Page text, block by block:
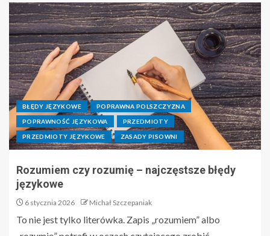
BŁĘDY JĘZYKOWE POPRAWNA POLSZCZYZNA
POPRAWNOŚĆ JĘZYKOWA PRZEDMIOTY
PRZEDMIOTY JĘZYKOWE ZASADY PISOWNI
Rozumiem czy rozumię – najczęstsze błędy
językowe
6 stycznia 2026 Michał Szczepaniak
To nie jest tylko literówka. Zapis „rozumiem” albo